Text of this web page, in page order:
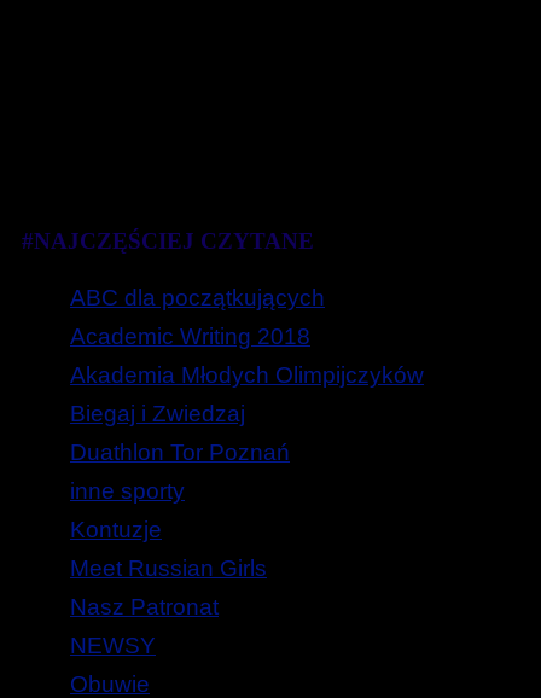
#NAJCZĘŚCIEJ CZYTANE
ABC dla początkujących
Academic Writing 2018
Akademia Młodych Olimpijczyków
Biegaj i Zwiedzaj
Duathlon Tor Poznań
inne sporty
Kontuzje
Meet Russian Girls
Nasz Patronat
NEWSY
Obuwie